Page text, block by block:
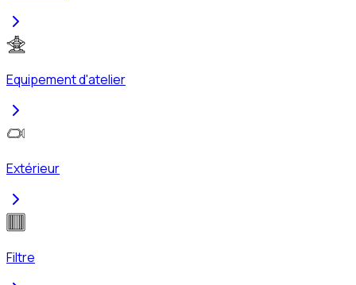
Equipement d'atelier
Extérieur
Filtre